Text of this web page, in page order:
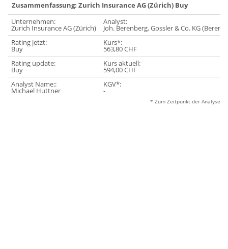
Zusammenfassung: Zurich Insurance AG (Zürich) Buy
Unternehmen:
Zurich Insurance AG (Zürich)
Analyst:
Joh. Berenberg, Gossler & Co. KG
Rating jetzt:
Buy
Kurs*:
563,80 CHF
Rating update:
Buy
Kurs aktuell:
594,00 CHF
Analyst Name::
Michael Huttner
KGV*:
-
* Zum Zeitpunkt der Analyse